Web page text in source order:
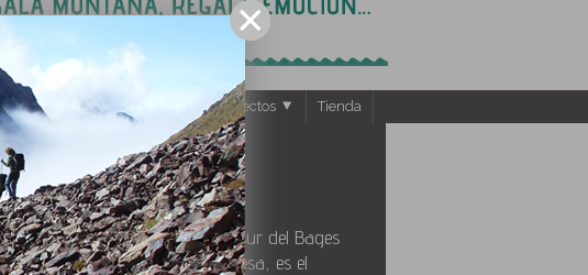
Establecimientos El Rusc: Proyectos Tienda
Montserrat
situado en el extremo sur del Bages
con Barcelona y Manresa, es el